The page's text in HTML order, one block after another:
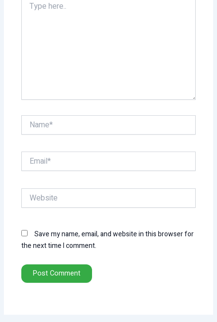
here..
Name*
Email*
Website
Save my name, email, and website in this browser for
the next time I comment.